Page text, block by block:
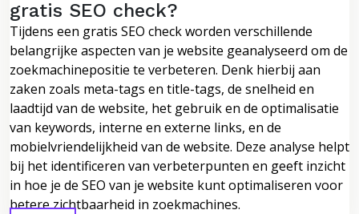
gratis SEO check?
Tijdens een gratis SEO check worden verschillende
belangrijke aspecten van je website geanalyseerd om de
zoekmachinepositie te verbeteren. Denk hierbij aan
zaken zoals meta-tags en title-tags, de snelheid en
laadtijd van de website, het gebruik en de optimalisatie
van keywords, interne en externe links, en de
mobielvriendelijkheid van de website. Deze analyse helpt
bij het identificeren van verbeterpunten en geeft inzicht
in hoe je de SEO van je website kunt optimaliseren voor
betere zichtbaarheid in zoekmachines.